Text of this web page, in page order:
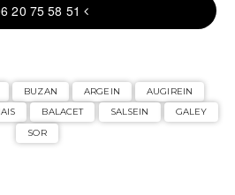
20 75 58 51
BUZAN ARGEIN
AUGIREIN
BALACET SALSEIN
GALEY
SOR